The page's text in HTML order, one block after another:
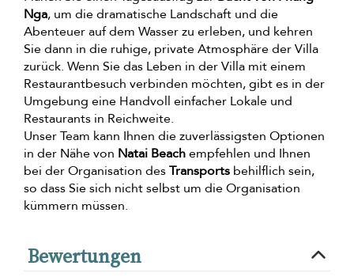
Nga, um die dramatische Landschaft und die
Abenteuer auf dem Wasser zu erleben, und kehren
Sie dann in die ruhige, private Atmosphäre der Villa
zurück. Wenn Sie das Leben in der Villa mit einem
Restaurantbesuch verbinden möchten, gibt es in der
Umgebung eine Handvoll einfacher Lokale und
Restaurants in Reichweite.
Unser Team kann Ihnen die zuverlässigsten Optionen
in der Nähe von Natai Beachempfehlen und Ihnen
bei der Organisation desTransports behilflich sein,
so dass Sie sich nicht selbst um die Organisation
kümmern müssen.
Bewertungen